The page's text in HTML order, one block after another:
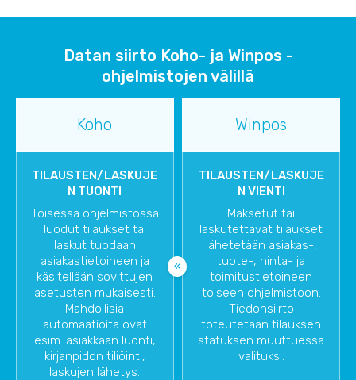
Datan siirto Koho- ja Winpos -
ohjelmistojen välillä
Koho Winpos
TILAUSTEN/LASKUJE
N TUONTI
Toisessa ohjelmistossa
luodut tilaukset tai
laskut tuodaan
asiakastietoineen ja
käsitellään sovittujen
asetusten mukaisesti.
Mahdollisia
automaatioita ovat
esim. asiakkaan luonti,
kirjanpidon tiliöinti,
laskujen lähetys.
TILAUSTEN/LASKUJE
N VIENTI
Maksetut tai
laskutettavat tilaukset
lähetetään asiakas-,
tuote-, hinta- ja
toimitustietoineen
toiseen ohjelmistoon.
Tiedonsiirto
toteutetaan tilauksen
statuksen muuttuessa
valituksi.